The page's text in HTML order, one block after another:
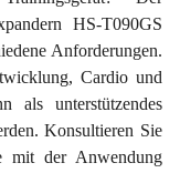
HS-T090GS
Anforderungen.
Cardio und
als unterstützendes
Konsultieren Sie
mit der Anwendung